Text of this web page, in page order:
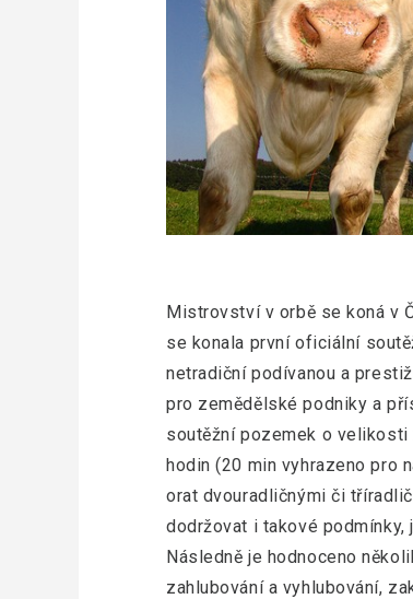
Mistrovství v orbě se koná v
se konala první oficiální
netradiční podívanou a
pro zemědělské podniky a
soutěžní pozemek o velikosti
hodin (20 min vyhrazeno pro
orat dvouradličnými či
dodržovat i takové podmínky,
Následně je hodnoceno
zahlubování a vyhlubování,